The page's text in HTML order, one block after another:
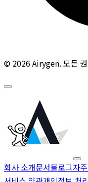
© 2026 Airygen. 모든
회사 소개문서블로그자